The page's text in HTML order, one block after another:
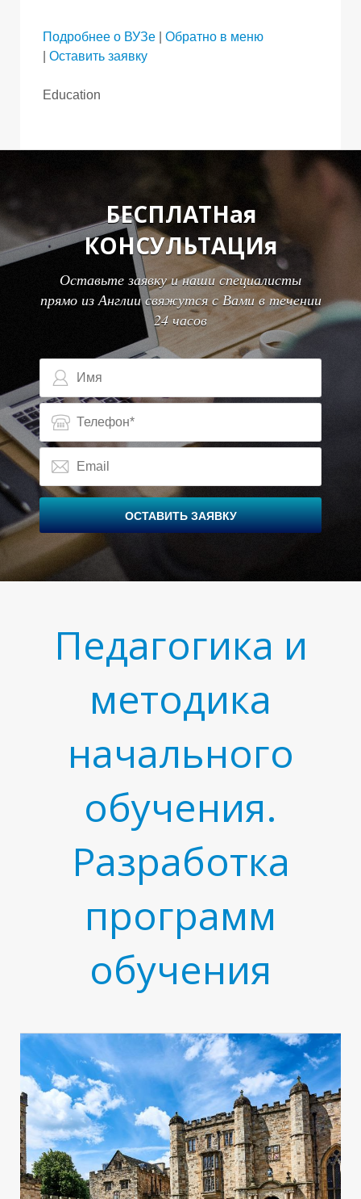
Подробнее о ВУЗе| Обратно в меню
Оставить заявку
Education
БЕСПЛАТНая
КОНСУЛЬТАЦИя
Оставьте заявку и наши специалисты
прямо из Англии свяжутся с Вами в течении
24 часов
ОСТАВИТЬ ЗАЯВКУ
Педагогика и
методика
начального
обучения.
Разработка
программ
обучения